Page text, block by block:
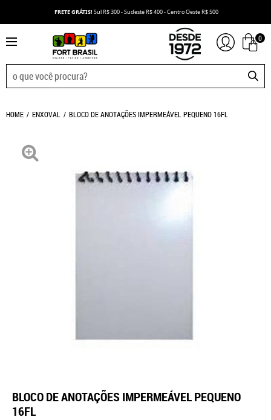
FRETE GRÁTIS! Sul R$ 300 - Sudeste R$ 400 - Centro Oeste R$ 500
0
HOME ENXOVAL BLOCO DE ANOTAÇÕES IMPERMEÁVEL PEQUENO 16FL
BLOCO DE ANOTAÇÕES IMPERMEÁVEL PEQUENO
16FL